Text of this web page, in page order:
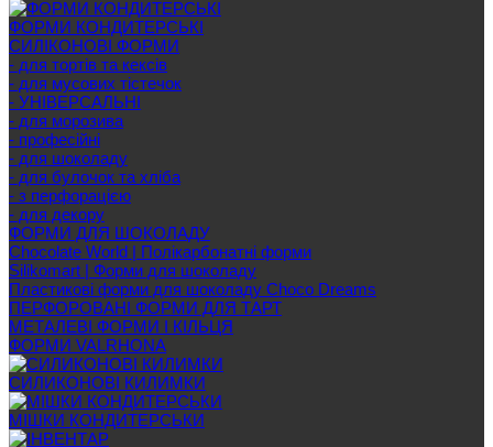
ФОРМИ КОНДИТЕРСЬКІ
СИЛІКОНОВІ ФОРМИ
- для тортів та кексів
- для мусових тістечок
- УНІВЕРСАЛЬНІ
- для морозива
- професійні
- для шоколаду
- для булочок та хліба
- з перфорацією
- для декору
ФОРМИ ДЛЯ ШОКОЛАДУ
Chocolate World | Полікарбонатні форми
Silikomart | Форми для шоколаду
Пластикові форми для шоколаду Choco Dreams
ПЕРФОРОВАНІ ФОРМИ ДЛЯ ТАРТ
МЕТАЛЕВІ ФОРМИ І КІЛЬЦЯ
ФОРМИ VALRHONA
СИЛИКОНОВІ КИЛИМКИ
МІШКИ КОНДИТЕРСЬКИ